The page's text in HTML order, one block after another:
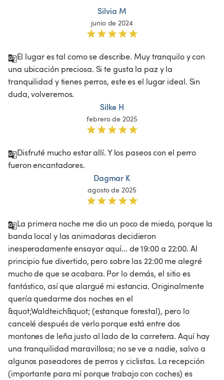
Silvia M
junio de 2024
El lugar es tal como se describe. Muy tranquilo y con
una ubicación preciosa. Si te gusta la paz y la
tranquilidad y tienes perros, este es el lugar ideal. Sin
duda, volveremos.
Silke H
febrero de 2025
Disfruté mucho estar allí. Y los paseos con el perro
fueron encantadores.
Dagmar K
agosto de 2025
La primera noche me dio un poco de miedo, porque la
banda local y las animadoras decidieron
inesperadamente ensayar aquí... de 19:00 a 22:00. Al
principio fue divertido, pero sobre las 22:00 me alegré
mucho de que se acabara. Por lo demás, el sitio es
fantástico, así que alargué mi estancia. Originalmente
quería quedarme dos noches en el
&quot;Waldteich&quot; (estanque forestal), pero lo
cancelé después de verlo porque está entre dos
montones de leña justo al lado de la carretera. Aquí hay
una tranquilidad maravillosa; no se ve a nadie, salvo a
algunos paseadores de perros y ciclistas. La recepción
(importante para mí porque trabajo con coches) es